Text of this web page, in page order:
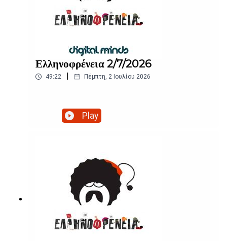
Ελληνοφρένεια 2/7/2026
49:22 Πέμπτη, 2 Ιουλίου 2026
Play